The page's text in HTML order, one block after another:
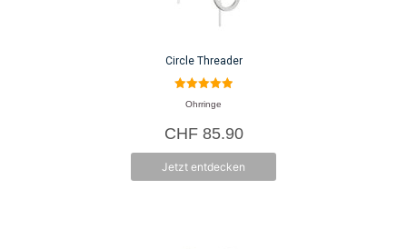
Circle Threader
5.00
von 5
Ohrringe
CHF85.90
Jetzt entdecken